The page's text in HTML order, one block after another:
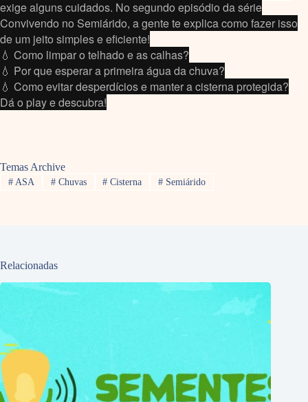
exige alguns cuidados. No segundo episódio da série
Convivendo no Semiárido, a gente te explica como fazer isso
de um jeito simples e eficiente!
💧 Como limpar o telhado e as calhas?
💧 Por que esperar a primeira água da chuva?
💧 Como evitar desperdícios e manter a cisterna protegida?
Dá o play e descubra!
Temas Archive
#ASA #Chuvas # Cisterna # Semiárido
Relacionadas